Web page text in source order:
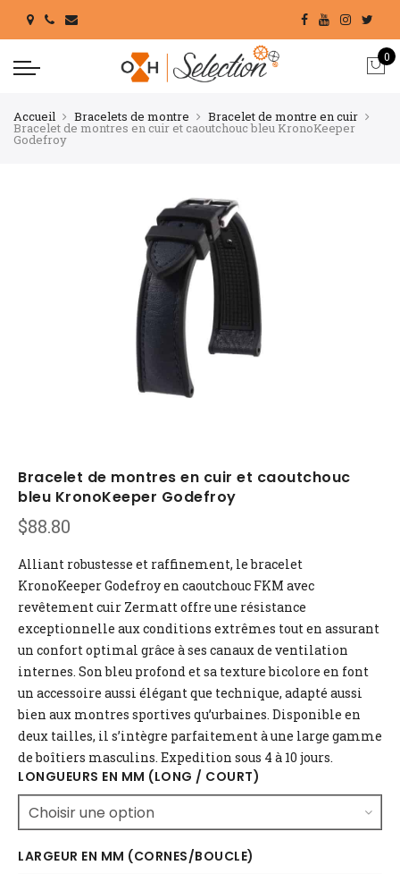
0
Accueil Bracelets de montre Bracelet de montre en cuir
Bracelet de montres en cuir et caoutchouc bleu KronoKeeper
Godefroy
Bracelet de montres en cuir et caoutchouc
bleu KronoKeeper Godefroy
$88.80
Alliant robustesse et raffinement, le bracelet
KronoKeeper Godefroy en caoutchouc FKM avec
revêtement cuir Zermatt offre une résistance
exceptionnelle aux conditions extrêmes tout en assurant
un confort optimal grâce à ses canaux de ventilation
internes. Son bleu profond et sa texture bicolore en font
un accessoire aussi élégant que technique, adapté aussi
bien aux montres sportives qu’urbaines. Disponible en
deux tailles, il s’intègre parfaitement à une large gamme
de boîtiers masculins. Expedition sous 4 à 10 jours.
LONGUEURS EN MM (LONG / COURT)
LARGEUR EN MM (CORNES/BOUCLE)